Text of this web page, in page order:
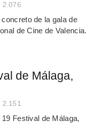
2.076
de la gala de
de Cine de Valencia.
de Málaga,
2.151
Festival de Málaga,